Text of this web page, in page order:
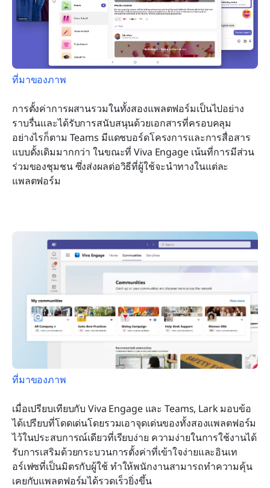
ที่มาของภาพ
การตั้งค่าการผสานรวมในทั้งสองแพลตฟอร์มเป็นไปอย่าง
ราบรื่นและได้รับการสนับสนุนด้วยเอกสารที่ครอบคลุม
อย่างไรก็ตาม Teams มีแดชบอร์ดโครงการและการสื่อสาร
แบบดั้งเดิมมากกว่า ในขณะที่ Viva Engage เน้นที่การมีส่วน
ร่วมของชุมชน ซึ่งส่งผลต่อวิธีที่ผู้ใช้จะนำทางในแต่ละ
แพลตฟอร์ม
ที่มาของภาพ
เมื่อเปรียบเทียบกับ Viva Engage และ Teams, Lark มอบข้อ
ได้เปรียบที่โดดเด่นโดยรวมเอาจุดเด่นของทั้งสองแพลตฟอร์ม
ไว้ในประสบการณ์เดียวที่เรียบง่าย ความง่ายในการใช้งานได้
รับการเสริมด้วยกระบวนการตั้งค่าที่เข้าใจง่ายและอินเท
อร์เฟซที่เป็นมิตรกับผู้ใช้ ทำให้พนักงานสามารถทำความคุ้น
เคยกับแพลตฟอร์มได้รวดเร็วยิ่งขึ้น